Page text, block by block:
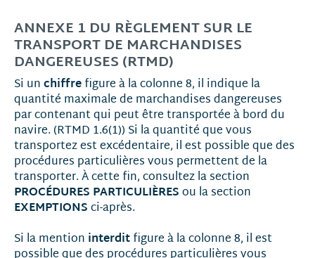
ANNEXE 1 DU RÈGLEMENT SUR LE
TRANSPORT DE MARCHANDISES
DANGEREUSES (RTMD)
Si un chiffre figure à la colonne 8, il indique la
quantité maximale de marchandises dangereuses
par contenant qui peut être transportée à bord du
navire. (RTMD 1.6(1)) Si la quantité que vous
transportez est excédentaire, il est possible que des
procédures particulières vous permettent de la
transporter. À cette fin, consultez la section
PROCÉDURES PARTICULIÈRES ou la section
EXEMPTIONS ci-après.
Si la mention interdit figure à la colonne 8, il est
possible que des procédures particulières vous